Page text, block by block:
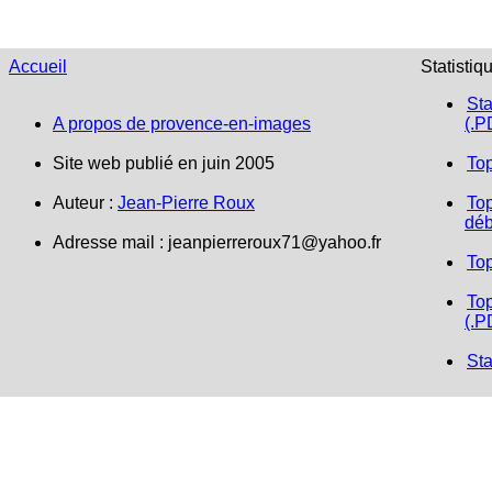
Accueil
A propos de provence-en-images
Site web publié en juin 2005
Auteur : Jean-Pierre Roux
Adresse mail : jeanpierreroux71@yahoo.fr